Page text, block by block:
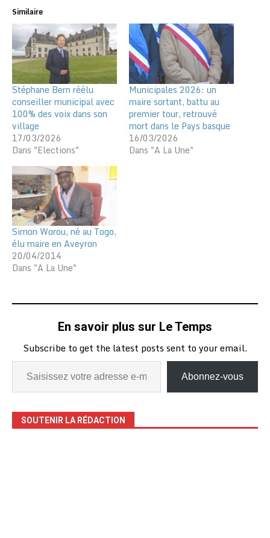
Similaire
Stéphane Bern réélu
conseiller municipal avec
100% des voix dans son
village
17/03/2026
Dans "Elections"
Municipales 2026: un
maire sortant, battu au
premier tour, retrouvé
mort dans le Pays basque
16/03/2026
Dans "A La Une"
Simon Worou, né au Togo,
élu maire en Aveyron
20/04/2014
Dans "A La Une"
En savoir plus sur Le Temps
Subscribe to get the latest posts sent to your email.
Abonnez-vous
SOUTENIR LA RÉDACTION